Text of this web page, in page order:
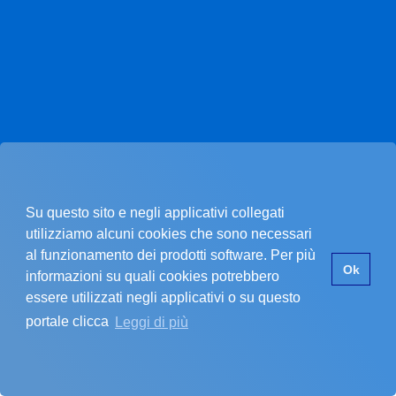
Pagina non trovata.
La pagina che stai cercando non esiste.
SI È VERIFICATO UN PROBLEMA
Su questo sito e negli applicativi collegati
utilizziamo alcuni cookies che sono necessari
al funzionamento dei prodotti software. Per più
informazioni su quali cookies potrebbero
essere utilizzati negli applicativi o su questo
portale clicca
Leggi di più
Ok